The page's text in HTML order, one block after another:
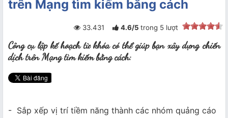
trên Mạng tìm kiếm bằng cách
33.431 4.6/5 trong 5lượt
Công cụ lập kế hoạch từ khóa có thể giúp bạn xây dựng chiến
dịch trên Mạng tìm kiếm bằng cách:
- Sắp xếp vị trí tiềm năng thành các nhóm quảng cáo